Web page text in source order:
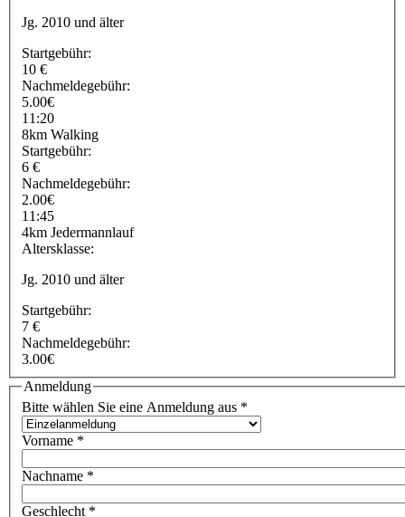
Jg. 2010 und älter
Startgebühr:
10 €
Nachmeldegebühr:
5.00€
11:20
8km Walking
Startgebühr:
6 €
Nachmeldegebühr:
2.00€
11:45
4km Jedermannlauf
Altersklasse:
Jg. 2010 und älter
Startgebühr:
7 €
Nachmeldegebühr:
3.00€
Anmeldung
Bitte wählen Sie eine Anmeldung aus *
Vorname *
Nachname *
Geschlecht *